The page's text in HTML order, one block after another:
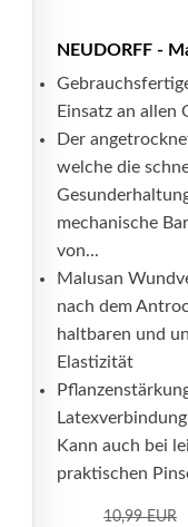
NEUDORFF -
Einsatz an allen
Der
welche die
mechanische
von...
Malusan
nach dem
haltbaren und
Elastizität
Kann auch bei
praktischen
10,99 EUR